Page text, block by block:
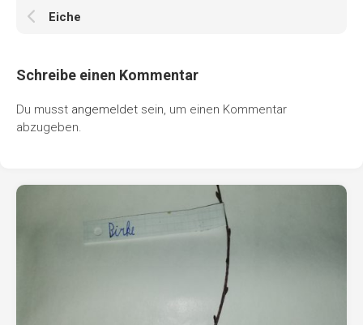
Eiche
Schreibe einen Kommentar
Du musst angemeldet sein, um einen Kommentar
abzugeben.